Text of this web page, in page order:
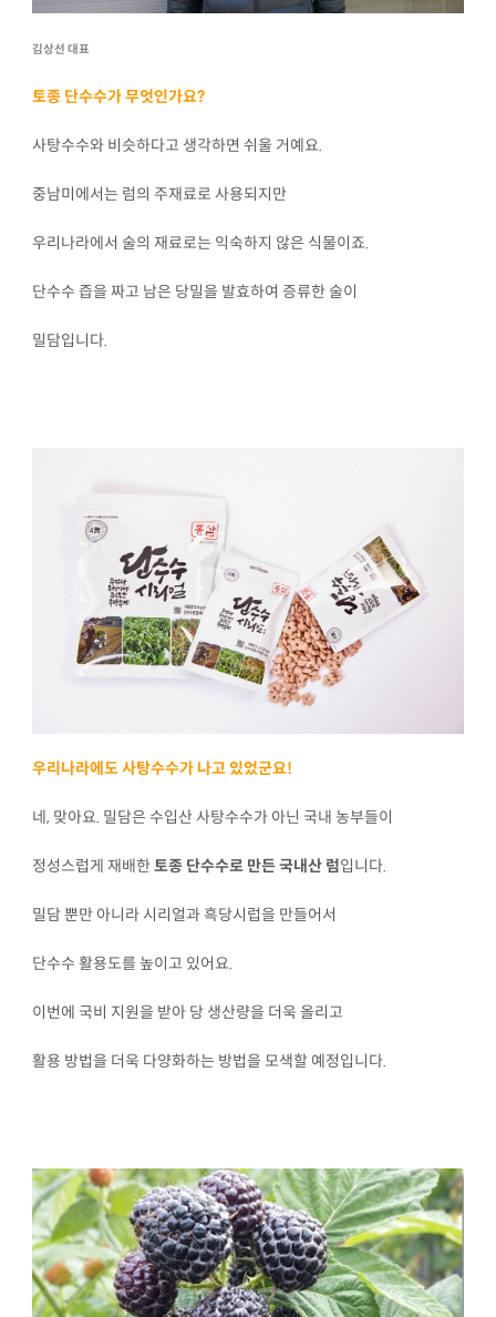
김상선 대표
토종 단수수가 무엇인가요?
사탕수수와 비슷하다고 생각하면 쉬울 거예요.
중남미에서는 럼의 주재료로 사용되지만
우리나라에서 술의 재료로는 익숙하지 않은 식물이죠.
단수수 즙을 짜고 남은 당밀을 발효하여 증류한 술이
밀담입니다.
우리나라에도 사탕수수가 나고 있었군요!
네, 맞아요. 밀담은 수입산 사탕수수가 아닌 국내 농부들이
정성스럽게 재배한토종 단수수로 만든 국내산 럼입니다.
밀담 뿐만 아니라 시리얼과 흑당시럽을 만들어서
단수수 활용도를 높이고 있어요.
이번에 국비 지원을 받아 당 생산량을 더욱 올리고
활용 방법을 더욱 다양화하는 방법을 모색할 예정입니다.